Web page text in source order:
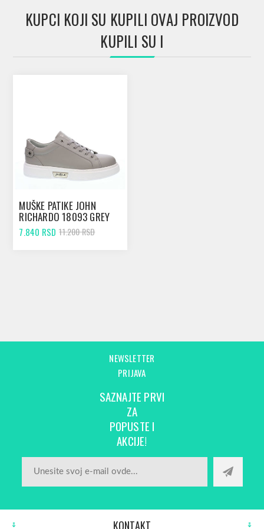
KUPCI KOJI SU KUPILI OVAJ PROIZVOD
KUPILI SU I
MUŠKE PATIKE JOHN
RICHARDO 18093 GREY
7.840 RSD 11.200 RSD
NEWSLETTER
PRIJAVA
SAZNAJTE PRVI
ZA
POPUSTE I
AKCIJE!
KONTAKT